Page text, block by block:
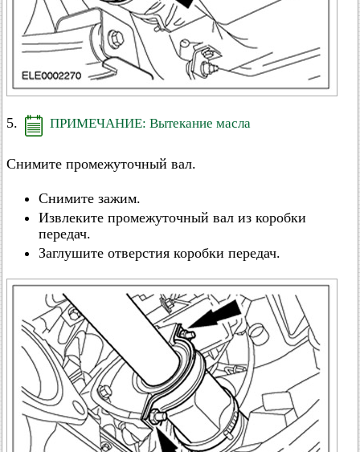
5. ПРИМЕЧАНИЕ: Вытекание масла
Снимите промежуточный вал.
Снимите зажим.
Извлеките промежуточный вал из коробки
передач.
Заглушите отверстия коробки передач.